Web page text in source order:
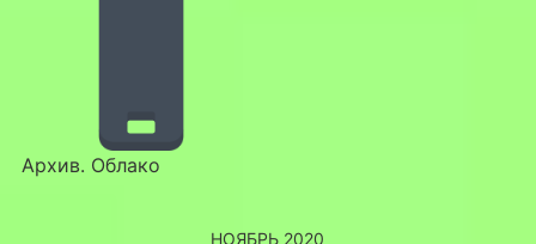
Архив. Облако
НОЯБРЬ 2020